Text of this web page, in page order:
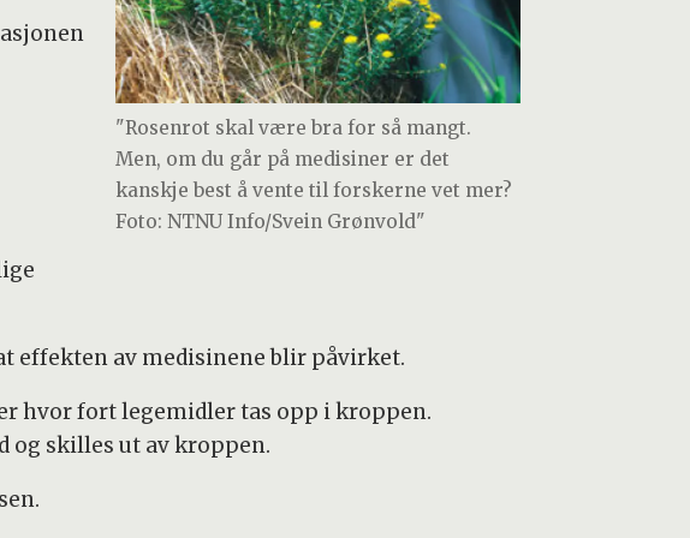
"Rosenrot skal være bra for så mangt.
Men, om du går på medisiner er det
kanskje best å vente til forskerne vet mer?
Foto: NTNU Info/Svein Grønvold"
effekten av medisinene blir påvirket.
hvor fort legemidler tas opp i kroppen.
og skilles ut av kroppen.